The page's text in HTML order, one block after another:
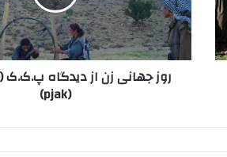
ا
ن
ز
د
(pjak)